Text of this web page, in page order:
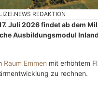
REDAKTION
Juli 2026 findet ab dem
Ausbildungsmodul
Raum Emmen mit erhöhtem
zu rechnen.